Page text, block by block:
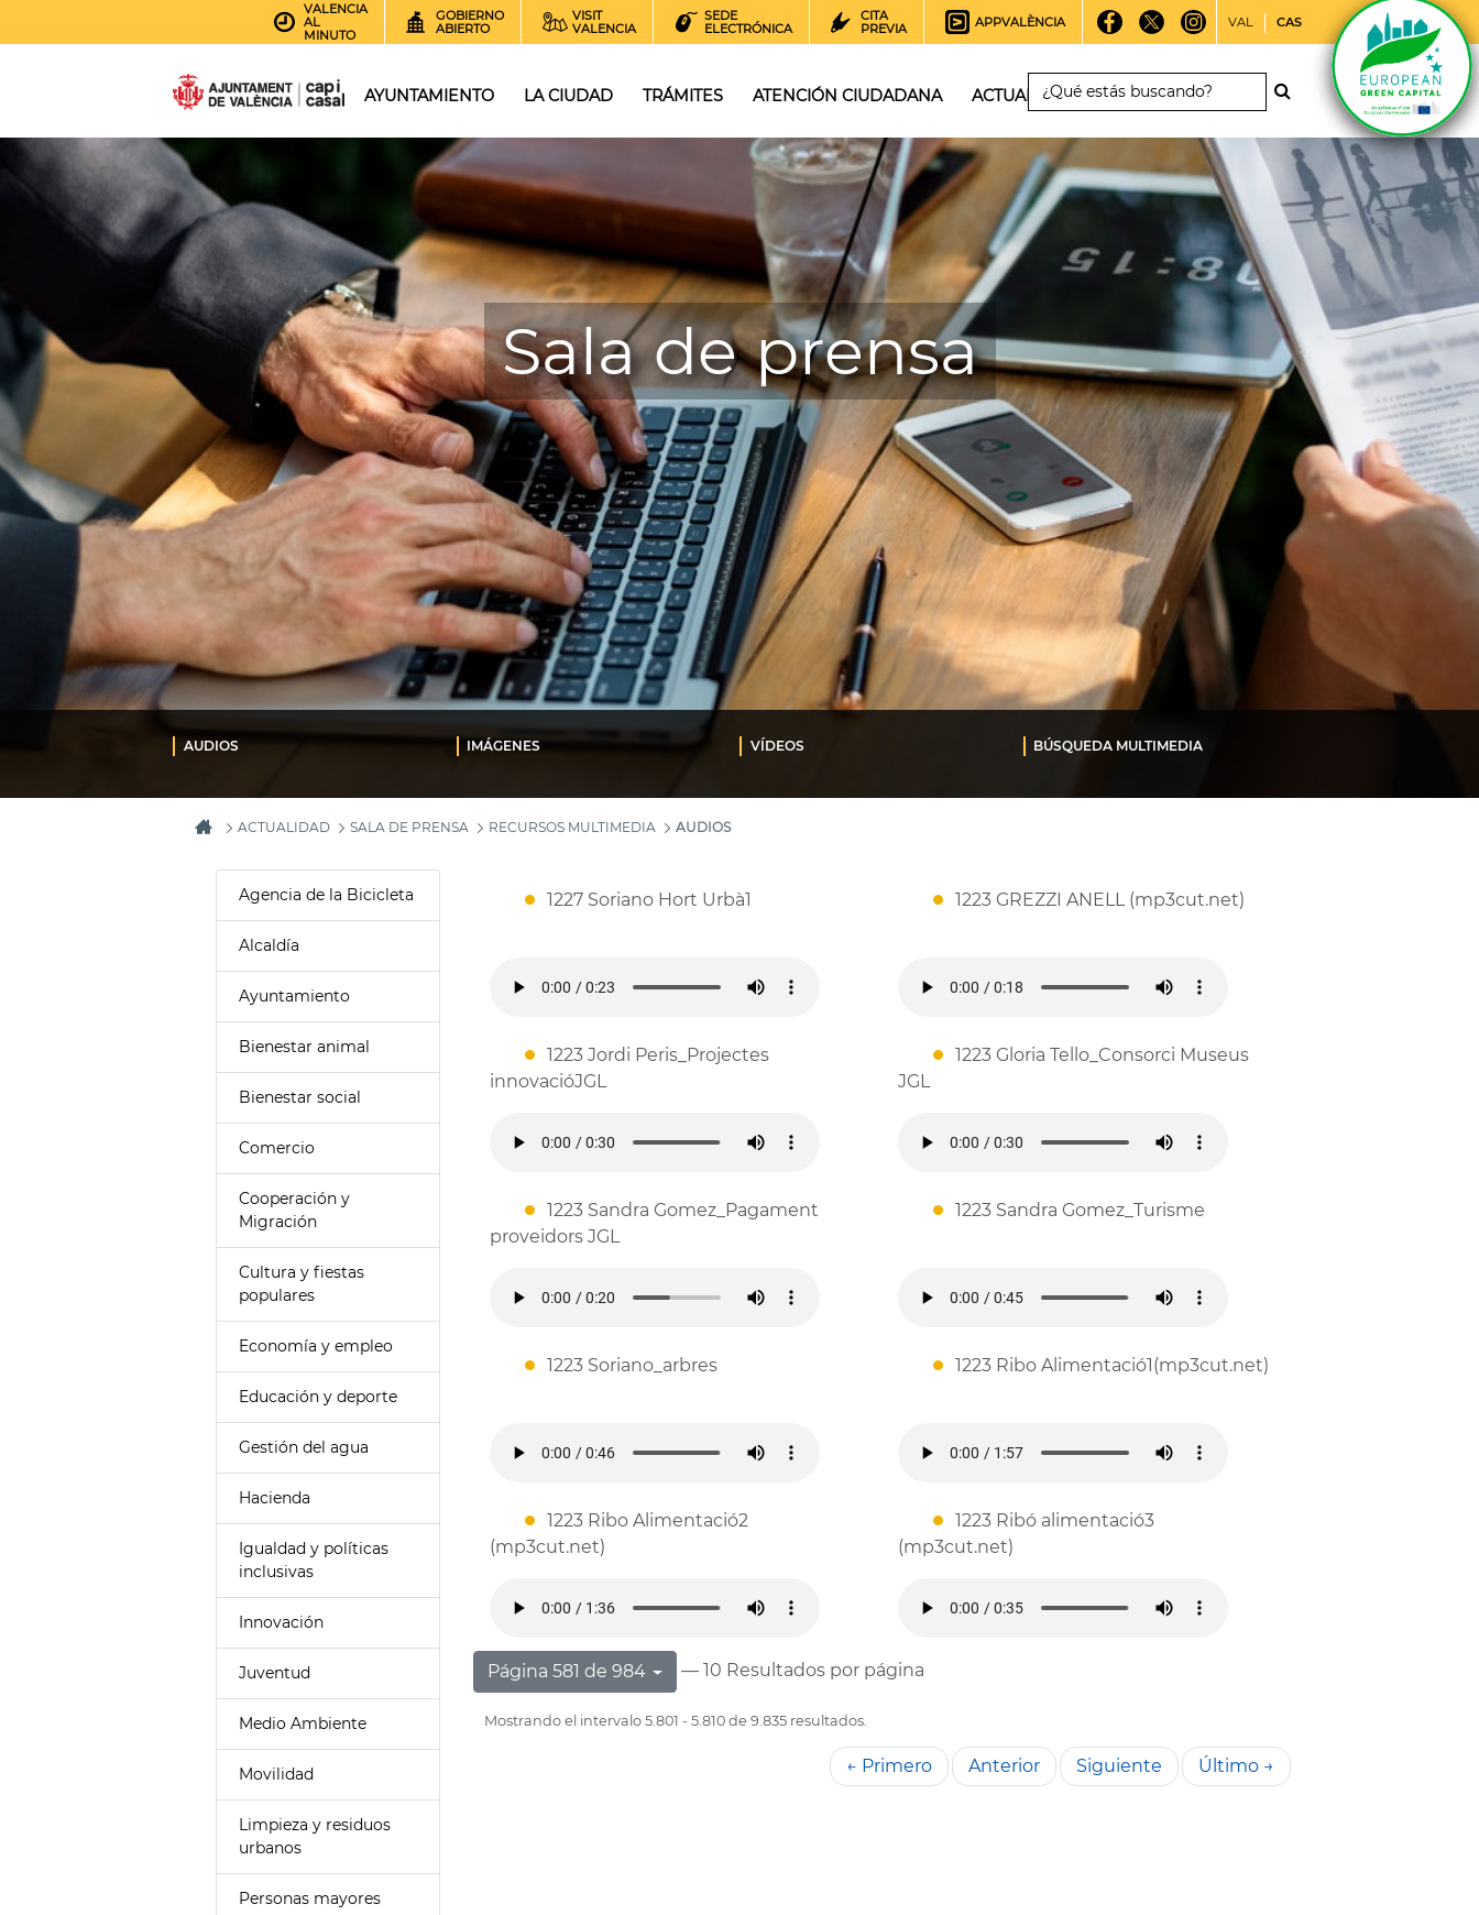
VALENCIA
AL
MINUTO
GOBIERNO
ABIERTO
VISIT
VALENCIA
SEDE
ELECTRÓNICA
CITA
PREVIA
APPVALÈNCIA VAL CAS
AYUNTAMIENTO LA CIUDAD TRÁMITES ATENCIÓN CIUDADANA ACTUALIDAD
Sala de prensa
AUDIOS IMÁGENES VÍDEOS BÚSQUEDA MULTIMEDIA
ACTUALIDAD SALA DE PRENSA RECURSOS MULTIMEDIA AUDIOS
Agencia de la Bicicleta
Alcaldía
Ayuntamiento
Bienestar animal
Bienestar social
Comercio
Cooperación y
Migración
Cultura y fiestas
populares
Economía y empleo
Educación y deporte
Gestión del agua
Hacienda
Igualdad y políticas
inclusivas
Innovación
Juventud
Medio Ambiente
Movilidad
Limpieza y residuos
urbanos
Personas mayores
1227 Soriano Hort Urbà1 1223 GREZZI ANELL (mp3cut.net)
1223 Jordi Peris_Projectes
innovacióJGL
1223 Gloria Tello_Consorci Museus
JGL
1223 Sandra Gomez_Pagament
proveidors JGL
1223 Sandra Gomez_Turisme
1223 Soriano_arbres 1223 Ribo Alimentació1(mp3cut.net)
1223 Ribo Alimentació2
(mp3cut.net)
1223 Ribó alimentació3
(mp3cut.net)
Página 581 de 984 — 10 Resultados por página
Mostrando el intervalo 5.801 - 5.810 de 9.835 resultados.
← Primero Anterior Siguiente Último →